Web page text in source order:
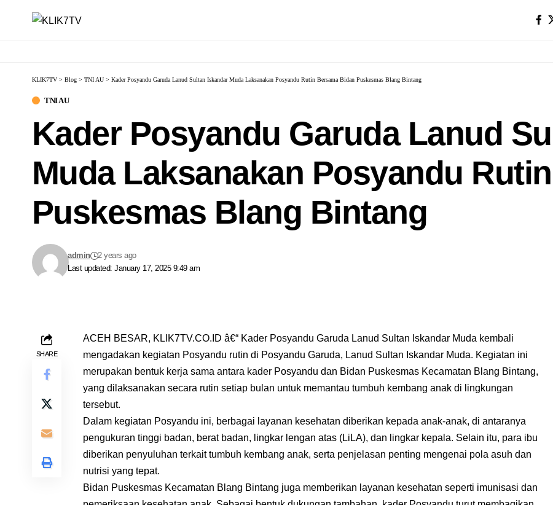
KLIK7TV > Blog > TNI AU > Kader Posyandu Garuda Lanud Sultan Iskandar Muda Laksanakan Posyandu Rutin Bersama Bidan Puskesmas Blang Bintang
TNI AU
Kader Posyandu Garuda Lanud
Muda Laksanakan Posyandu
Puskesmas Blang Bintang
Last updated: January 17, 2025 9:49 am
admin 2 years ago
SHARE
ACEH BESAR, KLIK7TV.CO.ID â€“ Kader Posyandu Garuda Lanud Sultan Iskandar Muda kembali
mengadakan kegiatan Posyandu rutin di Posyandu Garuda, Lanud Sultan Iskandar Muda. Kegiatan ini
merupakan bentuk kerja sama antara kader Posyandu dan Bidan Puskesmas Kecamatan Blang Bintang,
yang dilaksanakan secara rutin setiap bulan untuk memantau tumbuh kembang anak di lingkungan
tersebut.
Dalam kegiatan Posyandu ini, berbagai layanan kesehatan diberikan kepada anak-anak, di antaranya
pengukuran tinggi badan, berat badan, lingkar lengan atas (LiLA), dan lingkar kepala. Selain itu, para ibu
diberikan penyuluhan terkait tumbuh kembang anak, serta penjelasan penting mengenai pola asuh dan
nutrisi yang tepat.
Bidan Puskesmas Kecamatan Blang Bintang juga memberikan layanan kesehatan seperti imunisasi dan